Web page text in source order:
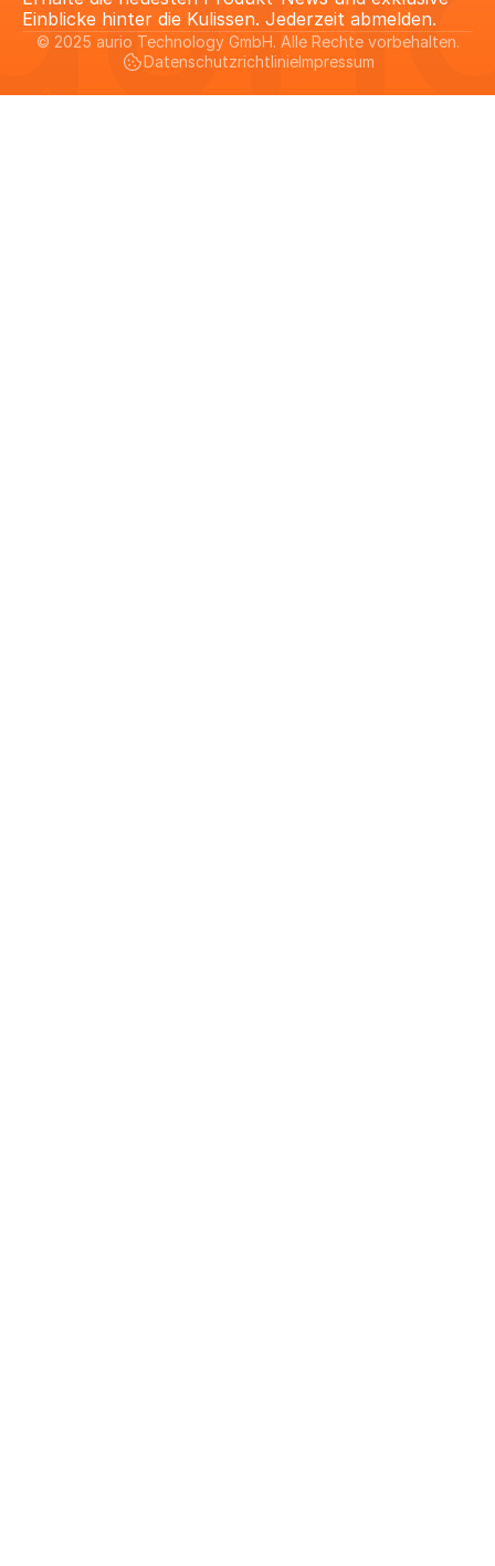
Einblicke hinter die Kulissen. Jederzeit abmelden.
© 2025 aurio Technology GmbH. Alle Rechte vorbehalten.
DatenschutzrichtlinieImpressum